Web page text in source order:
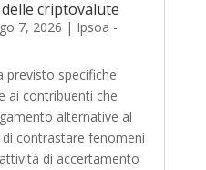
criptovalute
7, 2026 | Ipsoa -
previsto specifiche
ai contribuenti che
alternative al
contrastare fenomeni
di accertamento